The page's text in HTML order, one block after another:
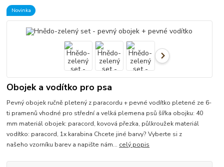
Novinka
Obojek a vodítko pro psa
Pevný obojek ručně pletený z paracordu + pevné vodítko pletené ze 6-
ti pramenů vhodné pro střední a velká plemena psů šířka obojku: 40
mm materiál obojek: paracord, kovová přezka, půlkroužek materiál
vodítko: paracord, 1x karabina Chcete jiné barvy? Vyberte si z
našeho vzorníku barev a napište nám... celý popis